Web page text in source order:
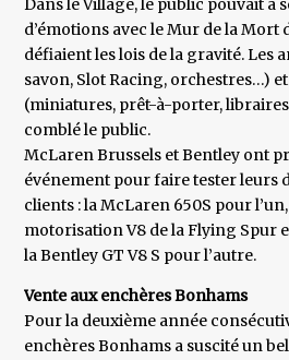
Dans le Village, le public pouvait à
d’émotions avec le Mur de la Mort
défiaient les lois de la gravité. Les
savon, Slot Racing, orchestres…)
(miniatures, prêt-à-porter,
comblé le public.
McLaren Brussels et Bentley ont
événement pour faire tester leurs
clients : la McLaren 650S pour
motorisation V8 de la Flying Spur
la Bentley GT V8 S pour l’autre.
Vente aux enchères Bonhams
Pour la deuxième année
enchères Bonhams a suscité un